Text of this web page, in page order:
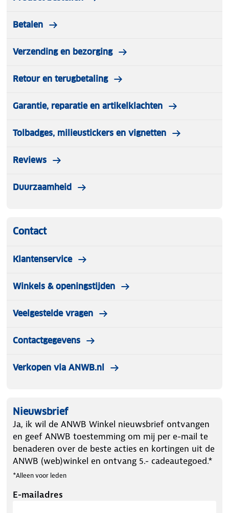
Betalen
Verzending en bezorging
Retour en terugbetaling
Garantie, reparatie en artikelklachten
Tolbadges, milieustickers en vignetten
Reviews
Duurzaamheid
Contact
Klantenservice
Winkels & openingstijden
Veelgestelde vragen
Contactgegevens
Verkopen via ANWB.nl
Nieuwsbrief
Ja, ik wil de ANWB Winkel nieuwsbrief ontvangen
en geef ANWB toestemming om mij per e-mail te
benaderen over de beste acties en kortingen uit de
ANWB (web)winkel en ontvang 5.- cadeautegoed.*
*Alleen voor leden
E-mailadres